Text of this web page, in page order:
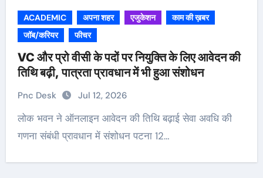
ACADEMIC अपना शहर एजुकेशन
काम की ख़बर
जॉब/करियर
फीचर
VC और प्रो वीसी के पदों पर नियुक्ति के लिए आवेदन की
तिथि बढ़ी, पात्रता प्रावधान में भी हुआ संशोधन
Pnc Desk Jul 12, 2026
लोक भवन ने ऑनलाइन आवेदन की तिथि बढ़ाई सेवा अवधि की
गणना संबंधी प्रावधान में संशोधन पटना 12…